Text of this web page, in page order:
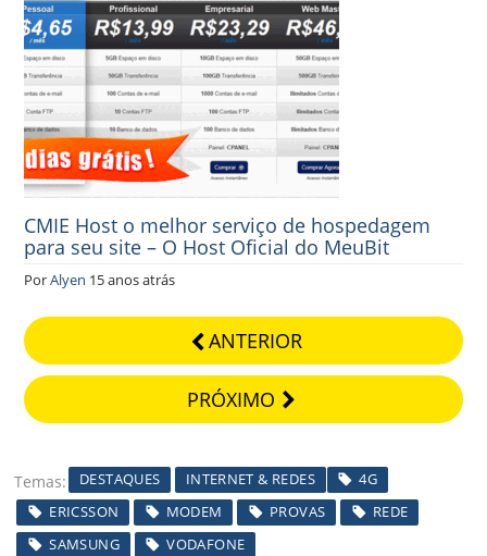
CMIE Host o melhor serviço de hospedagem
para seu site – O Host Oficial do MeuBit
PorAlyen 15 anos atrás
ANTERIOR
PRÓXIMO
Temas DESTAQUES INTERNET & REDES
4G
ERICSSON
MODEM PROVAS
REDE
SAMSUNG
VODAFONE